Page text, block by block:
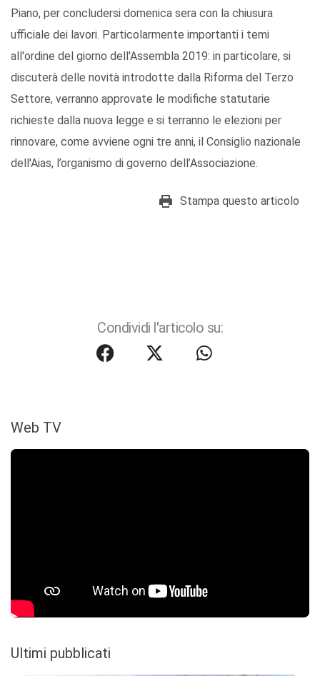
Piano, per concludersi domenica sera con la chiusura
ufficiale dei lavori. Particolarmente importanti i temi
all'ordine del giorno dell'Assembla 2019: in particolare, si
discuterà delle novità introdotte dalla Riforma del Terzo
Settore, verranno approvate le modifiche statutarie
richieste dalla nuova legge e si terranno le elezioni per
rinnovare, come avviene ogni tre anni, il Consiglio nazionale
dell'Aias, l’organismo di governo dell’Associazione.
Stampa questo articolo
Condividi l'articolo su:
Web TV
Ultimi pubblicati